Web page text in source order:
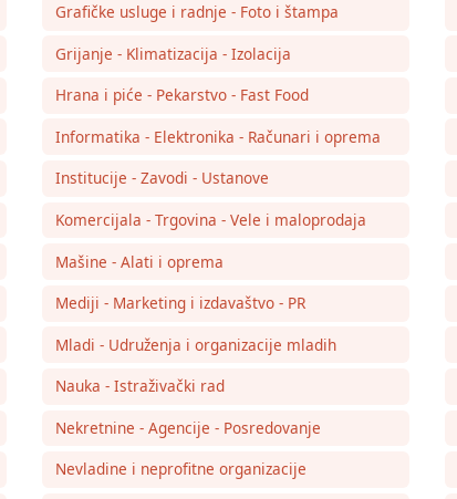
Grafičke usluge i radnje - Foto i štampa
Grijanje - Klimatizacija - Izolacija
Hrana i piće - Pekarstvo - Fast Food
Informatika - Elektronika - Računari i oprema
Institucije - Zavodi - Ustanove
Komercijala - Trgovina - Vele i maloprodaja
Mašine - Alati i oprema
Mediji - Marketing i izdavaštvo - PR
Mladi - Udruženja i organizacije mladih
Nauka - Istraživački rad
Nekretnine - Agencije - Posredovanje
Nevladine i neprofitne organizacije